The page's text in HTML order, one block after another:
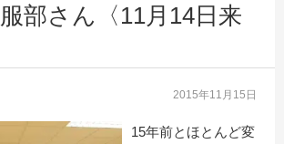
部さん〈11月14日来
2015年11月15日
15年前とほとんど変